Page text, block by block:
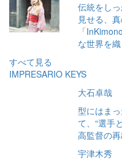
伝統をし
見せる、
「
な世界を
すべて見る
IMPRESARIO KEYS
大石卓哉
型にはま
て、“選手
高監督の
宇津木秀